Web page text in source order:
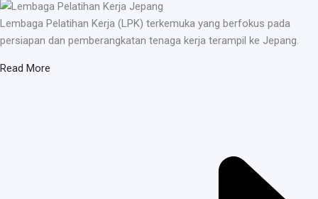
Lembaga Pelatihan Kerja (LPK) terkemuka yang berfokus pada
persiapan dan pemberangkatan tenaga kerja terampil ke Jepang.
Read More